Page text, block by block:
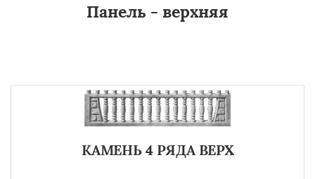
Панель - верхняя
КАМЕНЬ 4 РЯДА ВЕРХ